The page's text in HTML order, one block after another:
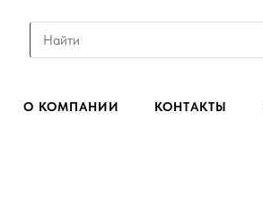
О КОМПАНИИ КОНТАКТЫ